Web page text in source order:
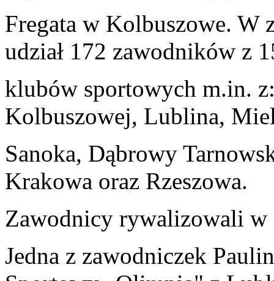
Fregata w Kolbuszowe. W
udział 172 zawodników z
klubów sportowych m.in.
Kolbuszowej, Lublina,
Sanoka, Dąbrowy
Krakowa oraz Rzeszowa.
Zawodnicy rywalizowali w
Jedna z zawodniczek